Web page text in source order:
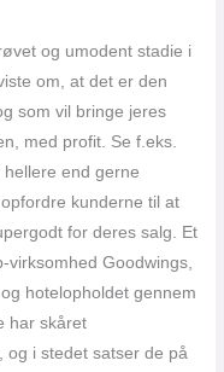
og umodent stadie i
om, at det er den
som vil bringe jeres
med profit. Se f.eks.
end gerne
kunderne til at
for deres salg. Et
Goodwings,
hotelopholdet gennem
har skåret
og i stedet satser de på